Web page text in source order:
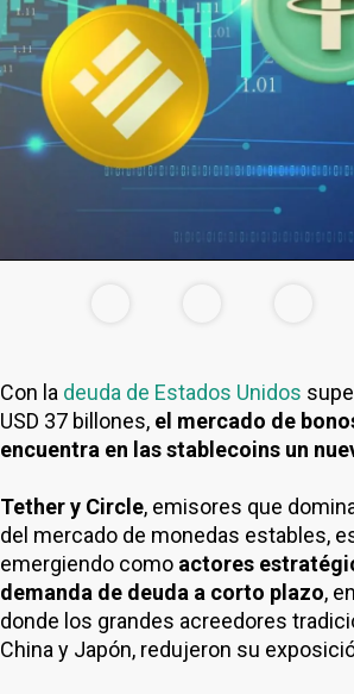
Con la deuda de Estados Unidos
USD 37 billones, el mercado de
encuentra en las stablecoins un
Tether y Circle, emisores que
del mercado de monedas estables,
emergiendo como actores
demanda de deuda a corto plazo,
donde los grandes acreedores
China y Japón, redujeron su